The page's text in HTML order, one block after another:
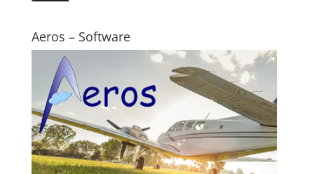
Aeros – Software